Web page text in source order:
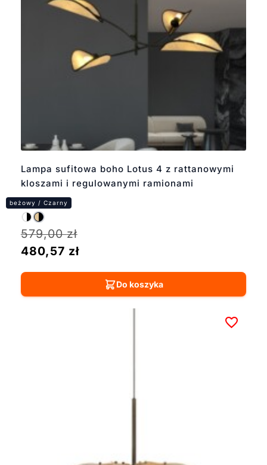
Lampa sufitowa boho Lotus 4 z rattanowymi
kloszami i regulowanymi ramionami
579,00zł
480,57 zł
Do koszyka